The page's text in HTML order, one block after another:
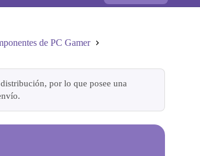
de PC Gamer
por lo que posee una